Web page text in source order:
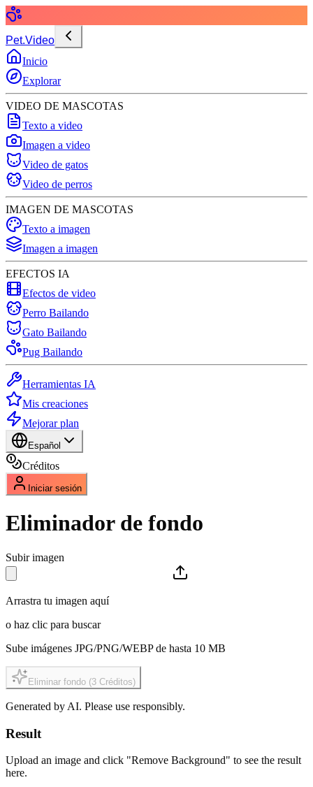
Pet.Video
Inicio
Explorar
VIDEO DE MASCOTAS
Texto a video
Imagen a video
Video de gatos
Video de perros
IMAGEN DE MASCOTAS
Texto a imagen
Imagen a imagen
EFECTOS IA
Efectos de video
Perro Bailando
Gato Bailando
Pug Bailando
Herramientas IA
Mis creaciones
Mejorar plan
Español
Créditos
Iniciar sesión
Eliminador de fondo
Subir imagen
Arrastra tu imagen aquí
o haz clic para buscar
Sube imágenes JPG/PNG/WEBP de hasta 10 MB
Eliminar fondo (3 Créditos)
Generated by AI. Please use responsibly.
Result
Upload an image and click "Remove Background" to see the result
here.